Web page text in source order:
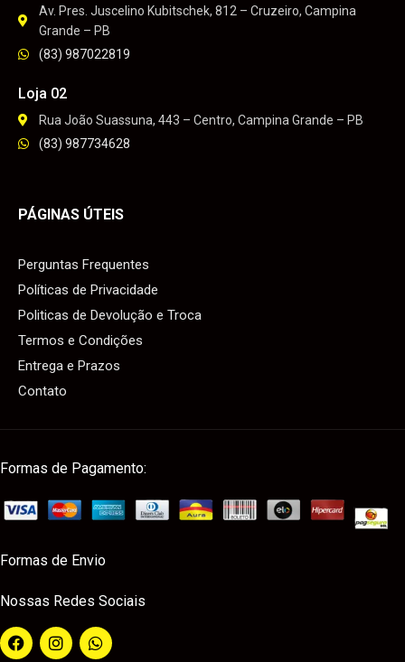
Av. Pres. Juscelino Kubitschek, 812 – Cruzeiro, Campina
Grande – PB
(83) 987022819
Loja 02
Rua João Suassuna, 443 – Centro, Campina Grande – PB
(83) 987734628
PÁGINAS ÚTEIS
Perguntas Frequentes
Políticas de Privacidade
Politicas de Devolução e Troca
Termos e Condições
Entrega e Prazos
Contato
Formas de Pagamento:
Formas de Envio
Nossas Redes Sociais